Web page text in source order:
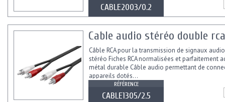
CABLE2003/0.2
Cable audio stéréo double
Câble RCA pour la transmission de signaux
stéréo Fiches RCA normalisées et parfaitement
métal durable Câble audio permettant de
appareils dotés...
RÉFÉRENCE
CABLE1305/2.5